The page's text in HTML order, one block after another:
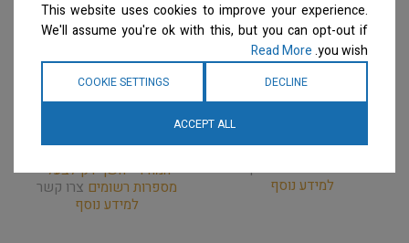
ARTERO – סכין מריטה
‘האוסף הטבעי’ Juno –
Stripping Blade Nº7
המחיר ייחשף רק לבעלי
מספרות רשומיםצרו קשר
למידע נוסף
ARTERO – סכין מריטה
‘האוסף הטבעי’ Juno
Stripping Blade No. 7
כלי מריטה
המחיר ייחשף רק לבעלי
מספרות רשומים צרו קשר
למידע נוסף
This website uses cookies to improve your experience.
We'll assume you're ok with this, but you can opt-out if
you wish.
Read More
DECLINE
COOKIE SETTINGS
ACCEPT ALL